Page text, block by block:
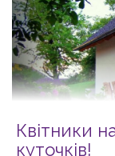
Квітники
куточків!